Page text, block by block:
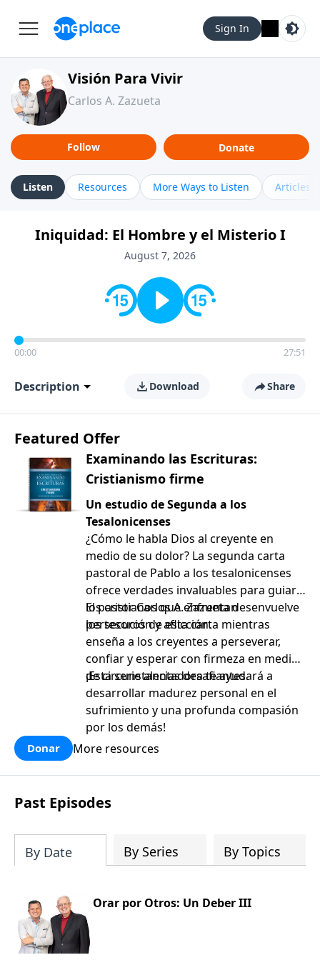
Sign In
Visión Para Vivir
Carlos A. Zazueta
Follow Donate
Listen Resources More Ways to Listen Articles
Iniquidad: El Hombre y el Misterio I
August 7, 2026
00:00 27:51
Description Download Share
Featured Offer
Examinando las Escrituras:
Cristianismo firme
Un estudio de Segunda a los
Tesalonicenses
¿Cómo le habla Dios al creyente en
medio de su dolor? La segunda carta
pastoral de Pablo a los tesalonicenses
ofrece verdades invaluables para guiar a
los cristianos que enfrentan
persecución y aflicción.
El pastor Carlos A. Zazueta desenvuelve
los tesoros de esta carta mientras
enseña a los creyentes a perseverar,
confiar y esperar con firmeza en medio
de circunstancias desafiantes.
¡Esta serie alentadora te ayudará a
desarrollar madurez personal en el
sufrimiento y una profunda compasión
por los demás!
Donar More resources
Past Episodes
By Date By Series By Topics
Orar por Otros: Un Deber III